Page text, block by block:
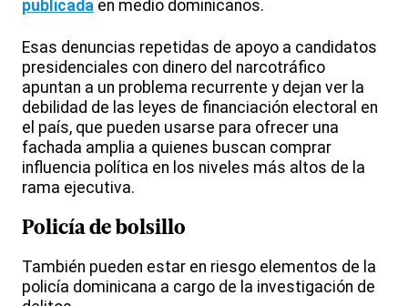
publicada en medio dominicanos.
Esas denuncias repetidas de apoyo a candidatos
presidenciales con dinero del narcotráfico
apuntan a un problema recurrente y dejan ver la
debilidad de las leyes de financiación electoral en
el país, que pueden usarse para ofrecer una
fachada amplia a quienes buscan comprar
influencia política en los niveles más altos de la
rama ejecutiva.
Policía de bolsillo
También pueden estar en riesgo elementos de la
policía dominicana a cargo de la investigación de